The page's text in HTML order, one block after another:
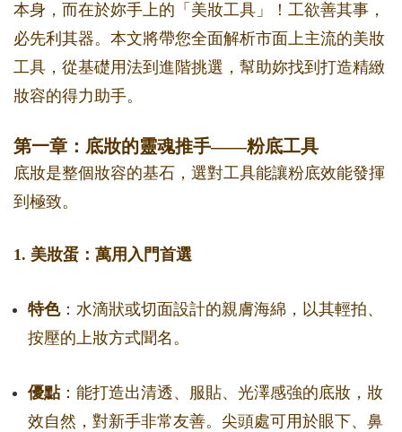
本身，而在於妳手上的「美妝工具」！工欲善其事，
必先利其器。本文將帶您全面解析市面上主流的美妝
工具，從基礎用法到進階挑選，幫助妳找到打造精緻
妝容的得力助手。
第一章：底妝的靈魂推手——粉底工具
底妝是整個妝容的基石，選對工具能讓粉底效能發揮
到極致。
1. 美妝蛋：萬用入門首選
特色：水滴狀或切面設計的親膚海綿，以其輕拍、
按壓的上妝方式聞名。
優點：能打造出清透、服貼、光澤感強的底妝，妝
效自然，對新手非常友善。尖頭處可用於眼下、鼻